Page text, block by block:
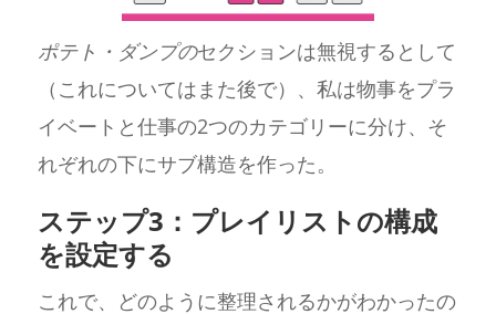
ポテト・ダンプのセクションは無視するとして
（これについてはまた後で）、私は物事をプラ
イベートと仕事の2つのカテゴリーに分け、そ
れぞれの下にサブ構造を作った。
ステップ3：プレイリストの構成
を設定する
これで、どのように整理されるかがわかったの